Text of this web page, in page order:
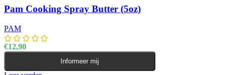
Pam Cooking Spray Butter (5oz)
PAM
€12,90
Informeer mij